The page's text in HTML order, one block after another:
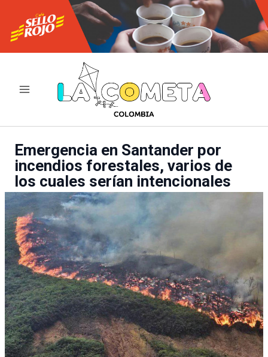
contenido
Emergencia en Santander por
incendios forestales, varios de
los cuales serían intencionales